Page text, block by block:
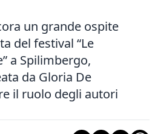
un grande ospite
del festival “Le
a Spilimbergo,
da Gloria De
il ruolo degli autori